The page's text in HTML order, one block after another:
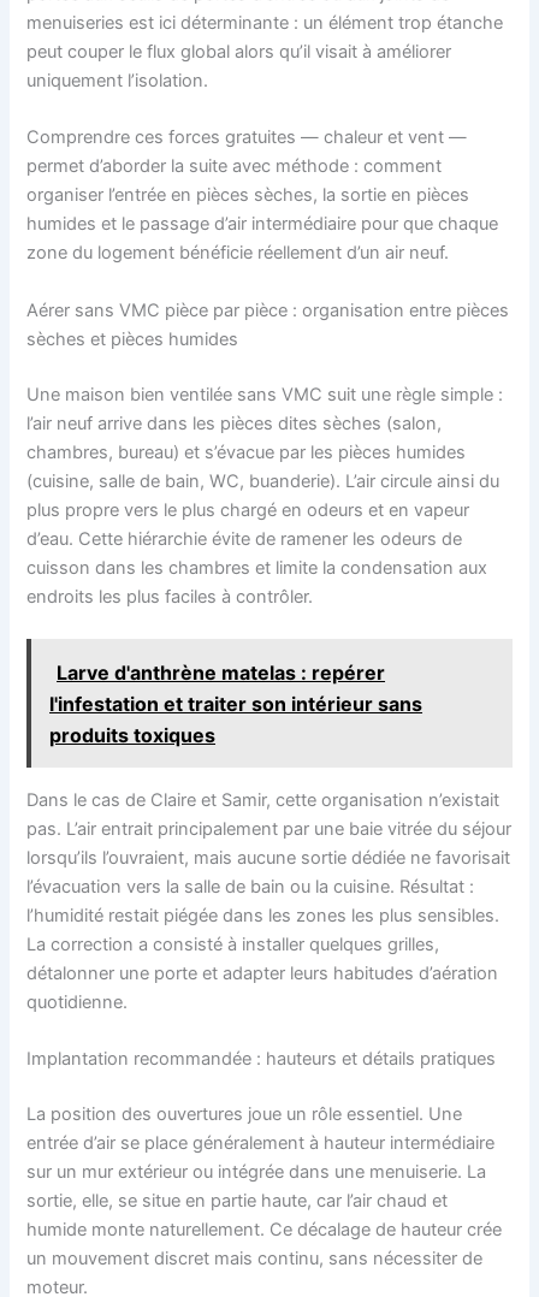
menuiseries est ici déterminante : un élément trop étanche
peut couper le flux global alors qu’il visait à améliorer
uniquement l’isolation.
Comprendre ces forces gratuites — chaleur et vent —
permet d’aborder la suite avec méthode : comment
organiser l’entrée en pièces sèches, la sortie en pièces
humides et le passage d’air intermédiaire pour que chaque
zone du logement bénéficie réellement d’un air neuf.
Aérer sans VMC pièce par pièce : organisation entre pièces
sèches et pièces humides
Une maison bien ventilée sans VMC suit une règle simple :
l’air neuf arrive dans les pièces dites sèches (salon,
chambres, bureau) et s’évacue par les pièces humides
(cuisine, salle de bain, WC, buanderie). L’air circule ainsi du
plus propre vers le plus chargé en odeurs et en vapeur
d’eau. Cette hiérarchie évite de ramener les odeurs de
cuisson dans les chambres et limite la condensation aux
endroits les plus faciles à contrôler.
Larve d'anthrène matelas : repérer
l'infestation et traiter son intérieur sans
produits toxiques
Dans le cas de Claire et Samir, cette organisation n’existait
pas. L’air entrait principalement par une baie vitrée du séjour
lorsqu’ils l’ouvraient, mais aucune sortie dédiée ne favorisait
l’évacuation vers la salle de bain ou la cuisine. Résultat :
l’humidité restait piégée dans les zones les plus sensibles.
La correction a consisté à installer quelques grilles,
détalonner une porte et adapter leurs habitudes d’aération
quotidienne.
Implantation recommandée : hauteurs et détails pratiques
La position des ouvertures joue un rôle essentiel. Une
entrée d’air se place généralement à hauteur intermédiaire
sur un mur extérieur ou intégrée dans une menuiserie. La
sortie, elle, se situe en partie haute, car l’air chaud et
humide monte naturellement. Ce décalage de hauteur crée
un mouvement discret mais continu, sans nécessiter de
moteur.